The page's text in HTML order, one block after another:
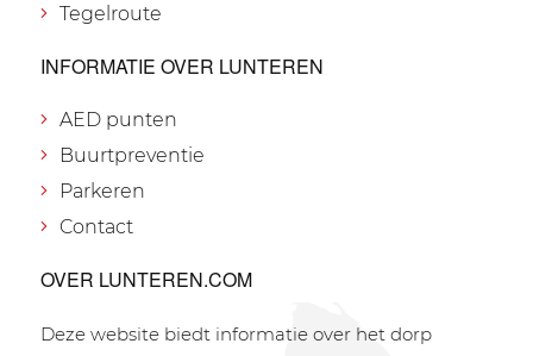
Tegelroute
INFORMATIE OVER LUNTEREN
AED punten
Buurtpreventie
Parkeren
Contact
OVER LUNTEREN.COM
Deze website biedt informatie over het dorp